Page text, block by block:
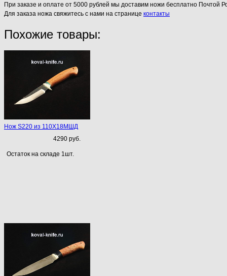
При заказе и оплате от 5000 рублей мы доставим ножи бесплатно Почтой
Для заказа ножа свяжитесь с нами на странице контакты
Похожие товары:
Нож S220 из 110Х18МШД
4290 руб.
Остаток на складе 1шт.